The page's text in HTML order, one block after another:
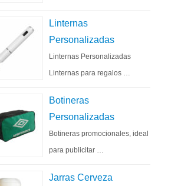
Linternas
Personalizadas
Linternas Personalizadas
Linternas para regalos …
Botineras
Personalizadas
Botineras promocionales, ideal
para publicitar …
Jarras Cerveza